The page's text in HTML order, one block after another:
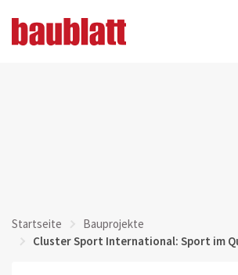
Startseite
Bauprojekte
Cluster Sport International: Sport im